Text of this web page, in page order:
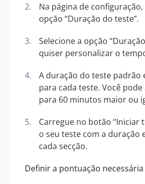
Na página de configuração,
opção “Duração do teste”.
Selecione a opção
quiser personalizar o
A duração do teste padrão
para cada teste. Você
para 60 minutos maior ou
Carregue no botão “Iniciar
o seu teste com a duração
cada secção.
Definir a pontuação